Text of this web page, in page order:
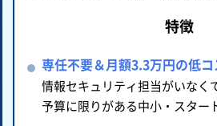
特徴
専任不要＆月額3.3万円の低コ
情報セキュリティ担当がいなく
予算に限りがある中小・スター